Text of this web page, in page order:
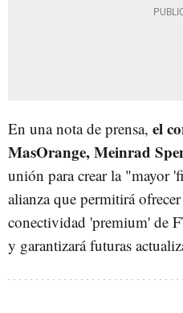
En una nota de prensa, el
MasOrange, Meinrad
unión para crear la "mayor
alianza que permitirá
conectividad 'premium' de
y garantizará futuras